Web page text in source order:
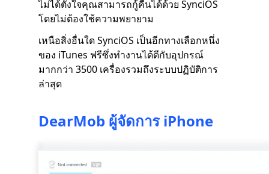
ไม่ได้ตั้งใจคุณสามารถกู้คืนได้ด้วย SynciOS
โดยไม่ต้องใช้ความพยายาม
เหนือสิ่งอื่นใด SynciOS เป็นอีกทางเลือกหนึ่ง
ของ iTunes ฟรีซึ่งทำงานได้ดีกับอุปกรณ์
มากกว่า 3500 เครื่องรวมถึงระบบปฏิบัติการ
ล่าสุด
DearMob ผู้จัดการ iPhone